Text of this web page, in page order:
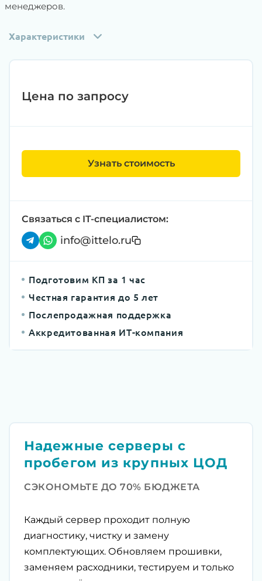
менеджеров.
Характеристики
Цена по запросу
Узнать стоимость
Связаться с IT-специалистом:
info@ittelo.ru
Подготовим КП за 1 час
Честная гарантия до 5 лет
Послепродажная поддержка
Аккредитованная ИТ-компания
Надежные серверы с
пробегом из крупных ЦОД
СЭКОНОМЬТЕ ДО 70% БЮДЖЕТА
Каждый сервер проходит полную
диагностику, чистку и замену
комплектующих. Обновляем прошивки,
заменяем расходники, тестируем и только